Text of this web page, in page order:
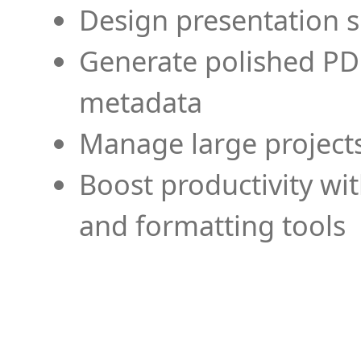
Design presentation
Generate polished
metadata
Manage large
Boost productivity
and formatting tools